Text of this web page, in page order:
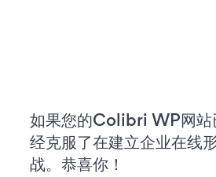
如果您的Colibri WP网站
经克服了在建立企业在线
战。恭喜你！